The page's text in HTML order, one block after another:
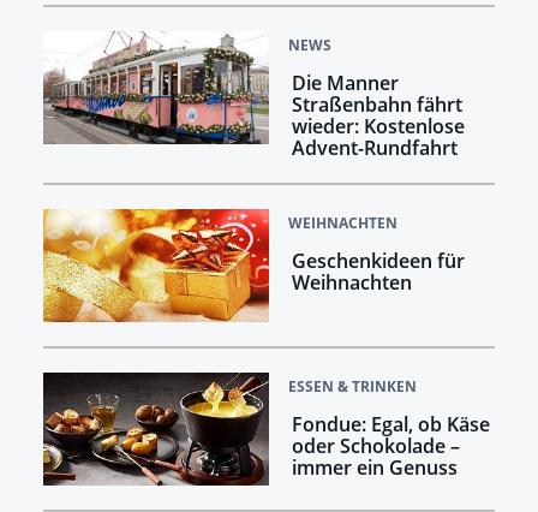
NEWS
Die Manner
Straßenbahn fährt
wieder: Kostenlose
Advent-Rundfahrt
WEIHNACHTEN
Geschenkideen für
Weihnachten
ESSEN & TRINKEN
Fondue: Egal, ob Käse
oder Schokolade –
immer ein Genuss